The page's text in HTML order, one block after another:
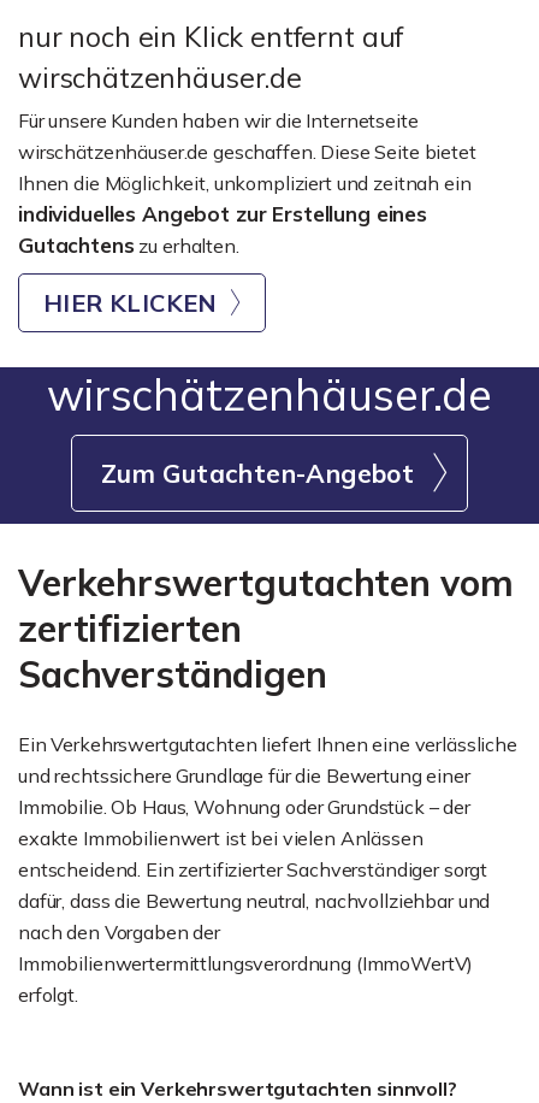
nur noch ein Klick entfernt auf
wirschätzenhäuser.de
Für unsere Kunden haben wir die Internetseite
wirschätzenhäuser.de geschaffen. Diese Seite bietet
Ihnen die Möglichkeit, unkompliziert und zeitnah ein
individuelles Angebot zur Erstellung eines
Gutachtens zu erhalten.
HIER KLICKEN
wirschätzenhäuser.de
Zum Gutachten-Angebot
Verkehrswertgutachten vom
zertifizierten
Sachverständigen
Ein Verkehrswertgutachten liefert Ihnen eine verlässliche
und rechtssichere Grundlage für die Bewertung einer
Immobilie. Ob Haus, Wohnung oder Grundstück – der
exakte Immobilienwert ist bei vielen Anlässen
entscheidend. Ein zertifizierter Sachverständiger sorgt
dafür, dass die Bewertung neutral, nachvollziehbar und
nach den Vorgaben der
Immobilienwertermittlungsverordnung (ImmoWertV)
erfolgt.
Wann ist ein Verkehrswertgutachten sinnvoll?